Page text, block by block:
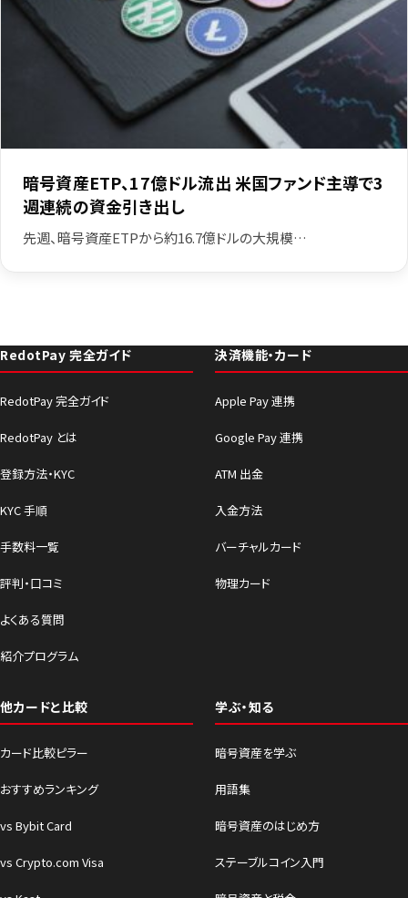
暗号資産ETP、17億ドル流出 米国ファンド主導で3
週連続の資金引き出し
先週、暗号資産ETPから約16.7億ドルの大規模…
RedotPay 完全ガイド
RedotPay 完全ガイド
RedotPay とは
登録方法・KYC
KYC 手順
手数料一覧
評判・口コミ
よくある質問
紹介プログラム
決済機能・カード
Apple Pay 連携
Google Pay 連携
ATM 出金
入金方法
バーチャルカード
物理カード
他カードと比較
カード比較ピラー
おすすめランキング
vs Bybit Card
vs Crypto.com Visa
学ぶ・知る
暗号資産を学ぶ
用語集
暗号資産のはじめ方
ステーブルコイン入門